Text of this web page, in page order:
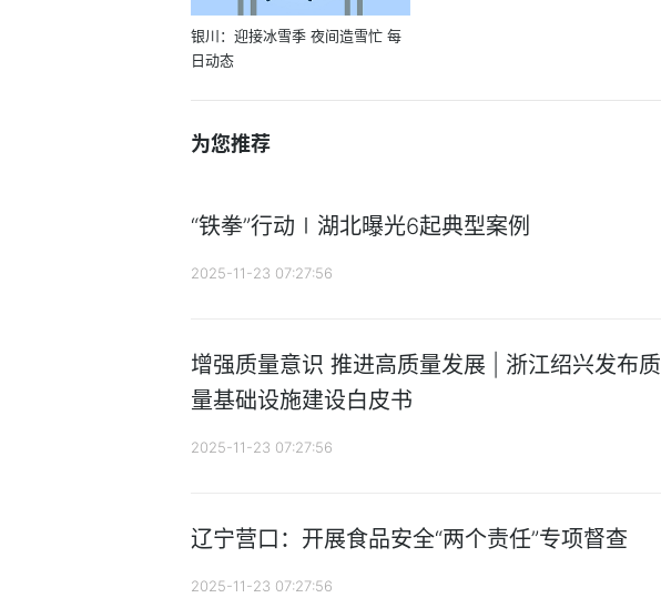
银川：迎接冰雪季 夜间造雪忙 每
日动态
为您推荐
“铁拳”行动∣湖北曝光6起典型案例
2025-11-23 07:27:56
增强质量意识 推进高质量发展 | 浙江绍兴发布质
量基础设施建设白皮书
2025-11-23 07:27:56
辽宁营口：开展食品安全“两个责任”专项督查
2025-11-23 07:27:56